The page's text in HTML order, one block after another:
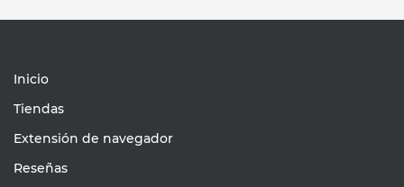
Inicio
Tiendas
Extensión de navegador
Reseñas